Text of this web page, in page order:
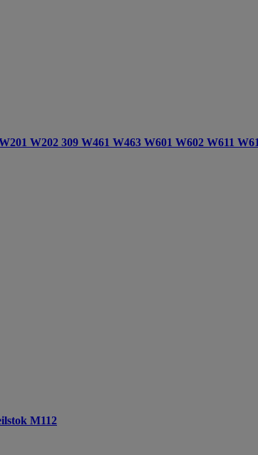
W202 309 W461 W463 W601 W602 W611
M112